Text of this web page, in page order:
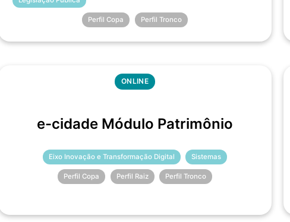
Perfil Copa Perfil Tronco
ONLINE
e-cidade Módulo Patrimônio
Eixo Inovação e Transformação Digital Sistemas
Perfil Copa Perfil Raiz Perfil Tronco